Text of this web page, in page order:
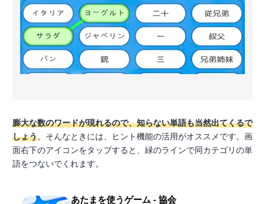
膨大な数のワードが現れるので、知らない単語も当然出てくるで
しょう。そんなときには、ヒント機能の活用がオススメです。画
面右下のアイコンをタップすると、緑のラインで同カテゴリの単
語をつないでくれます。
あたまを使うゲーム - 協会